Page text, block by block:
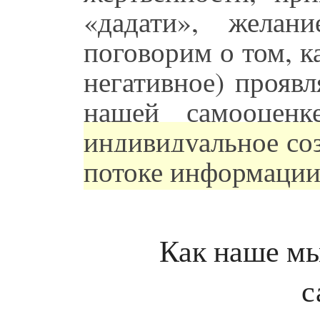
«дадати»,
поговорим о том,
негативное)
нашей
индивидуальное
потоке
Как наше